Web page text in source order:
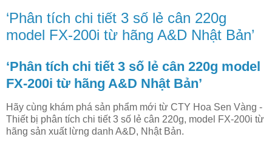
‘Phân tích chi tiết 3 số lẻ cân 220g
model FX-200i từ hãng A&D Nhật Bản’
‘Phân tích chi tiết 3 số lẻ cân 220g model
FX-200i từ hãng A&D Nhật Bản’
Hãy cùng khám phá sản phẩm mới từ CTY Hoa Sen Vàng -
Thiết bị phân tích chi tiết 3 số lẻ cân 220g, model FX-200i từ
hãng sản xuất lừng danh A&D, Nhật Bản.